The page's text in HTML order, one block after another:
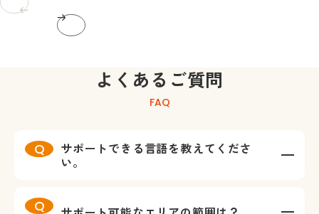
よくあるご質問
FAQ
サポートできる言語を教えてくださ
い。